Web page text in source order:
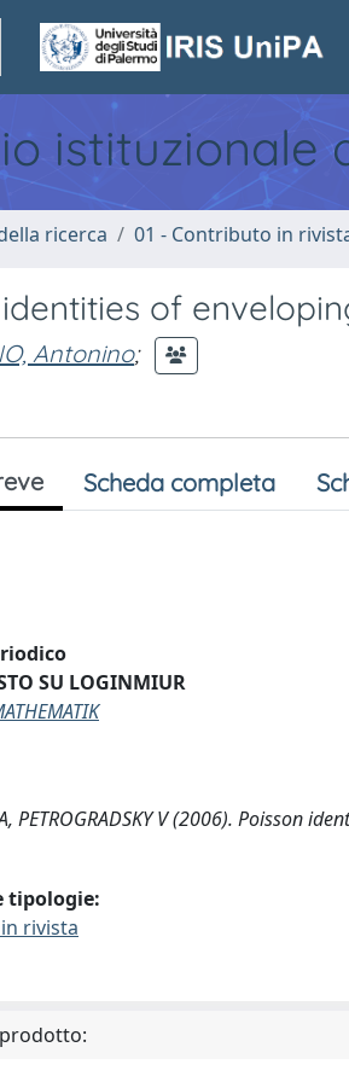
istituzionale
ricerca 01 - Contributo in
of
Antonino;
Scheda completa
SU LOGINMIUR
PETROGRADSKY V (2006). Poisson
tipologie:
rivista